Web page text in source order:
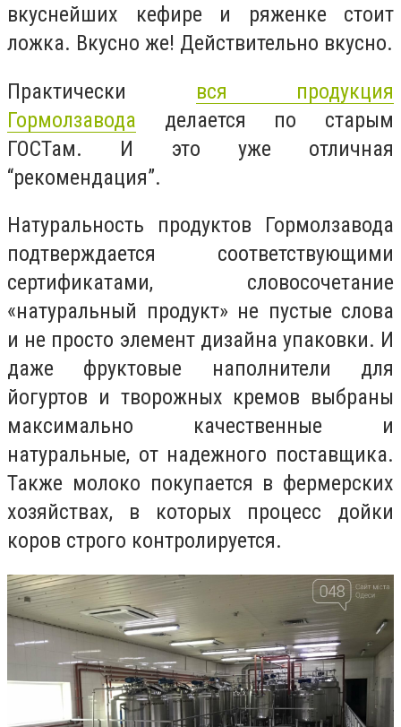
вкуснейших кефире и ряженке стоит
ложка. Вкусно же! Действительно вкусно.
Практически вся продукция
Гормолзавода делается по старым
ГОСТам. И это уже отличная
“рекомендация”.
Натуральность продуктов Гормолзавода
подтверждается соответствующими
сертификатами, словосочетание
«натуральный продукт» не пустые слова
и не просто элемент дизайна упаковки. И
даже фруктовые наполнители для
йогуртов и творожных кремов выбраны
максимально качественные и
натуральные, от надежного поставщика.
Также молоко покупается в фермерских
хозяйствах, в которых процесс дойки
коров строго контролируется.